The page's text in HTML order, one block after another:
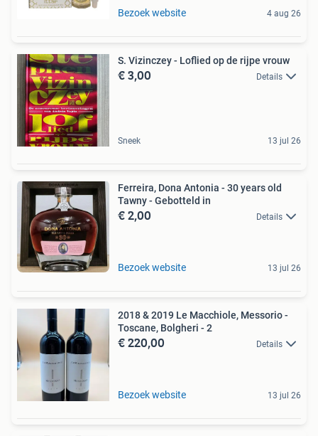
Bezoek website 4 aug 26
S. Vizinczey - Loflied op de rijpe vrouw
€ 3,00 Details
Sneek 13 jul 26
Ferreira, Dona Antonia - 30 years old
Tawny - Gebotteld in
€ 2,00 Details
Bezoek website 13 jul 26
2018 & 2019 Le Macchiole, Messorio -
Toscane, Bolgheri - 2
€ 220,00 Details
Bezoek website 13 jul 26